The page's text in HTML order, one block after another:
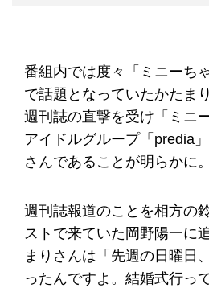
番組内では度々「ミニーち
で話題となっていたかたま
週刊誌の直撃を受け「ミニ
アイドルグループ「predia
さんであることが明らかに。
週刊誌報道のことを相方の
ストで来ていた岡野陽一に
まりさんは「先週の日曜日
ったんですよ。結婚式行っ